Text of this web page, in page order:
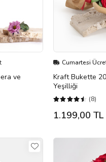
ve
Cumartesi
Kraft Bukette 20
Yeşilliği
(8)
1.199,00 TL